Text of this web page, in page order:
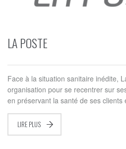
LA POSTE
Face à la situation sanitaire inédite,
organisation pour se recentrer sur
en préservant la santé de ses clients
LIRE PLUS